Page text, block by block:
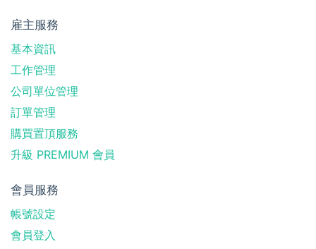
雇主服務
基本資訊
工作管理
公司單位管理
訂單管理
購買置頂服務
升級 PREMIUM 會員
會員服務
帳號設定
會員登入